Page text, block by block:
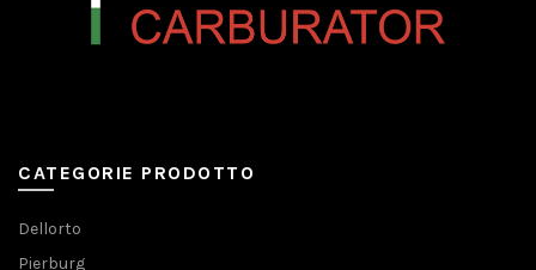
CATEGORIE PRODOTTO
Dellorto
Pierburg